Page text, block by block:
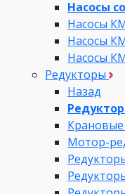
Насосы
Насосы
Насосы
Насосы
Редукторы
Назад
Мотор-